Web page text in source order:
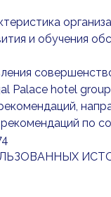
и обучения
Palace hotel
рекомендаций по